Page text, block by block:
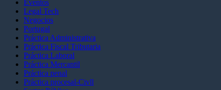
Eventos
Legal Tech
Negocios
Portugal
Práctica Administrativa
Práctica Fiscal Tributaria
Práctica Laboral
Práctica Mercantil
Práctica penal
Práctica procesal-Civll